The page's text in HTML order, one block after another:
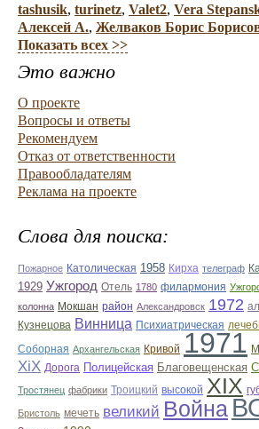
tashusik, turinetz, Valet2, Vera
Алексей А., Желваков Борис
Показать всех >>
Это важно
О проекте
Вопросы и ответы
Рекомендуем
Отказ от ответственности
Правообладателям
Реклама на проекте
Слова для поиска:
Пожарное Католическая 1958 Кирха телеграф
1929 Ужгород Отель 1780 филармония
колонна Мокшан район Александровск 1972
Кузнецова Винница Психиатрическая
Соборная Архангельская Кривой 1971
ХiХ Дорога Полицейская Благовещенская
Тростянец фабрики Троицкий высокой ХІХ
Бристоль мечеть великий Война